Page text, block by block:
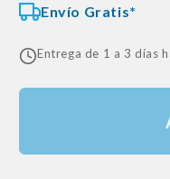
Envío Gratis*
Entrega de 1 a 3 días